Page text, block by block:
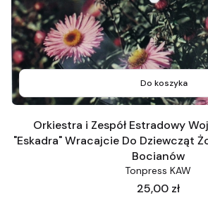
Do koszyka
Orkiestra i Zespół Estradowy
"Eskadra" Wracajcie Do Dziewcząt
Bocianów
Tonpress KAW
Cena
25,00 zł